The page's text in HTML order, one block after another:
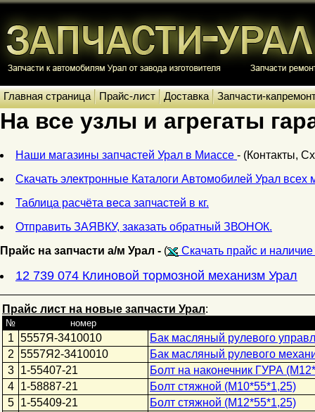
Главная страница Прайс-лист Доставка Запчасти-
На все узлы и агрегаты
Наши магазины запчастей Урал в Миассе - (Контакты,
Скачать электронные Каталоги Автомобилей Урал всех
Таблица расчёта веса запчастей в кг.
Отправить ЗАЯВКУ, заказать обратный ЗВОНОК.
Прайс на запчасти а/м Урал - ( Скачать прайс и
12 739 074 Клиновой тормозной механизм Урал
Прайс лист на новые запчасти Урал:
№ номер
1 5557Я-3410010
Бак масляный рулевого
2 5557Я2-3410010
Бак масляный рулевого
3
1-55407-21
Болт на наконечник ГУРА
4
1-58887-21
Болт стяжной (М10*55*1,25)
5
1-55409-21
Болт стяжной (М12*55*1,25)